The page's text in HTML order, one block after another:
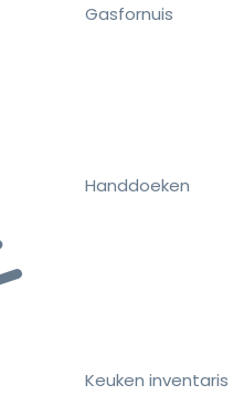
Gasfornuis
Handdoeken
Keuken inventaris